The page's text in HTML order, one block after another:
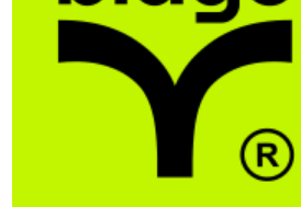
У Франківську провели
конференцію для фахівців ринку
нерухомості та девелоперів
27.07.2026
Нерухомість як антикризовий
актив: стратегії для Івано-
Франківська
Поліція затримала банду, яка